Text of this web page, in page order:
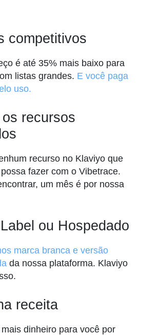
competitivos
é até 35% mais baixo para
listas grandes. E você paga
uso.
recursos
recurso no Klaviyo que
fazer com o Vibetrace.
um mês é por nossa
ou Hospedado
marca branca e versão
da nossa plataforma. Klaviyo
receita
dinheiro para você por